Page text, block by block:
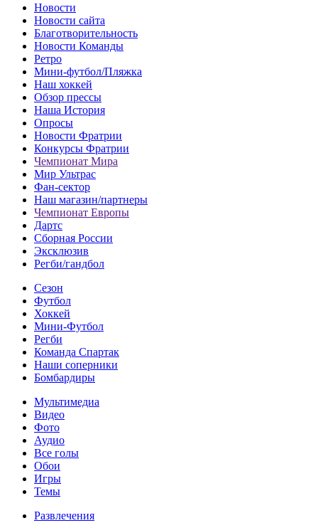
Новости
Новости сайта
Благотворительность
Новости Команды
Ретро
Мини-футбол/Пляжка
Наш хоккей
Обзор прессы
Наша История
Опросы
Новости Фратрии
Конкурсы Фратрии
Чемпионат Мира
Мир Ультрас
Фан-cектор
Наш магазин/партнеры
Чемпионат Европы
Дартс
Сборная России
Эксклюзив
Регби/гандбол
Сезон
Футбол
Хоккей
Мини-Футбол
Регби
Команда Спартак
Наши соперники
Бомбардиры
Мультимедиа
Видео
Фото
Аудио
Все голы
Обои
Игры
Темы
Развлечения